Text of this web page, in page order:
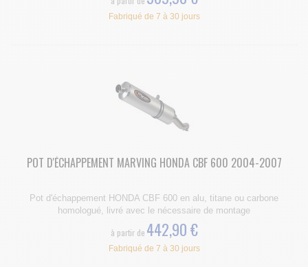
Fabriqué de 7 à 30 jours
POT D'ÉCHAPPEMENT MARVING HONDA CBF 600 2004-2007
Pot d'échappement HONDA CBF 600 en alu, titane ou carbone
homologué, livré avec le nécessaire de montage
à partir de 442,90 €
Fabriqué de 7 à 30 jours